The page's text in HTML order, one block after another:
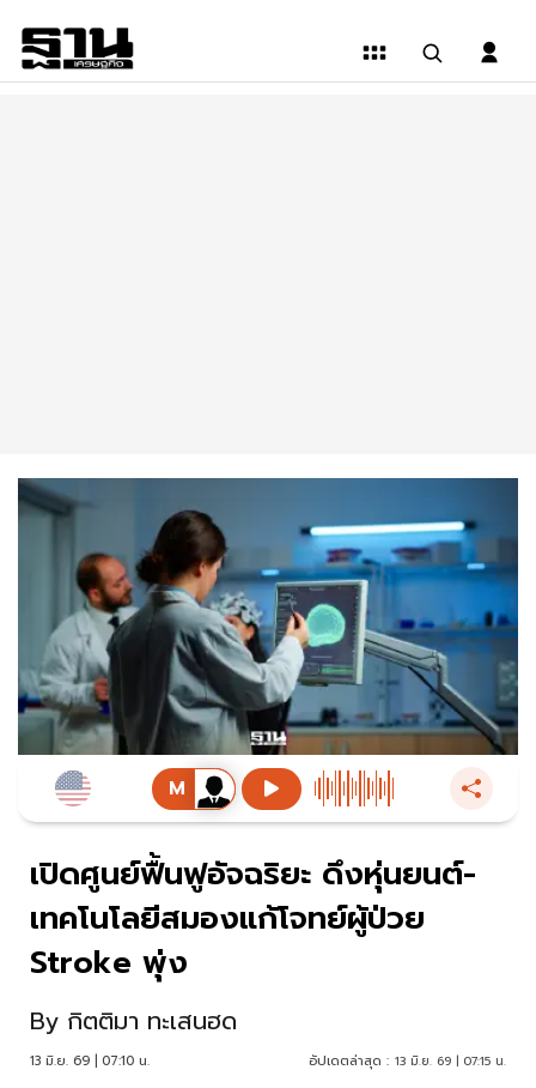
เปิดศูนย์ฟื้นฟูอัจฉริยะ ดึงหุ่นยนต์-
เทคโนโลยีสมองแก้โจทย์ผู้ป่วย
Stroke พุ่ง
By กิตติมา ทะเสนฮด
13 มิ.ย. 69 | 07:10 น. อัปเดตล่าสุด : 13 มิ.ย. 69 | 07:15 น.